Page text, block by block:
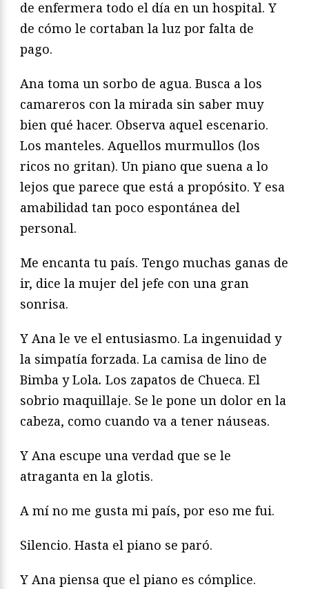
de enfermera todo el día en un hospital. Y
de cómo le cortaban la luz por falta de
pago.
Ana toma un sorbo de agua. Busca a los
camareros con la mirada sin saber muy
bien qué hacer. Observa aquel escenario.
Los manteles. Aquellos murmullos (los
ricos no gritan). Un piano que suena a lo
lejos que parece que está a propósito. Y esa
amabilidad tan poco espontánea del
personal.
Me encanta tu país. Tengo muchas ganas de
ir, dice la mujer del jefe con una gran
sonrisa.
Y Ana le ve el entusiasmo. La ingenuidad y
la simpatía forzada. La camisa de lino de
Bimba y Lola. Los zapatos de Chueca. El
sobrio maquillaje. Se le pone un dolor en la
cabeza, como cuando va a tener náuseas.
Y Ana escupe una verdad que se le
atraganta en la glotis.
A mí no me gusta mi país, por eso me fui.
Silencio. Hasta el piano se paró.
Y Ana piensa que el piano es cómplice.